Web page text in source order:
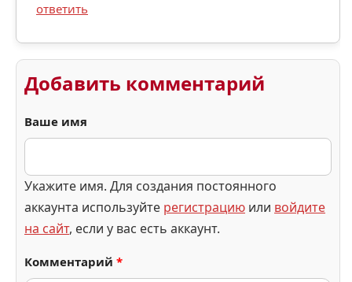
ответить
Добавить комментарий
Ваше имя
Укажите имя. Для создания постоянного
аккаунта используйте регистрацию или войдите
на сайт, если у вас есть аккаунт.
Комментарий *